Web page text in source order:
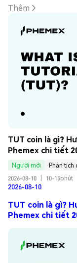
Thêm
TUT coin là gì?
Phemex chi tiết
Người mới
Phân tích
2026-08-10
10-15phút
2026-08-10
TUT coin là gì?
Phemex chi tiết